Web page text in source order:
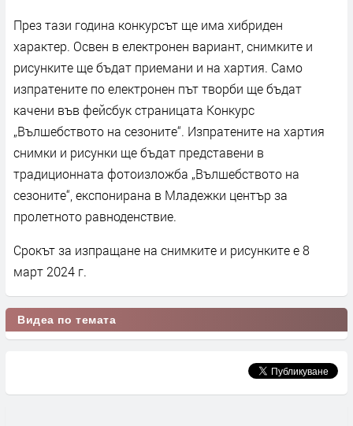
През тази година конкурсът ще има хибриден
характер. Освен в електронен вариант, снимките и
рисунките ще бъдат приемани и на хартия. Само
изпратените по електронен път творби ще бъдат
качени във фейсбук страницата Конкурс
„Вълшебството на сезоните“. Изпратените на хартия
снимки и рисунки ще бъдат представени в
традиционната фотоизложба „Вълшебството на
сезоните“, експонирана в Младежки център за
пролетното равноденствие.
Срокът за изпращане на снимките и рисунките е 8
март 2024 г.
Видеа по темата